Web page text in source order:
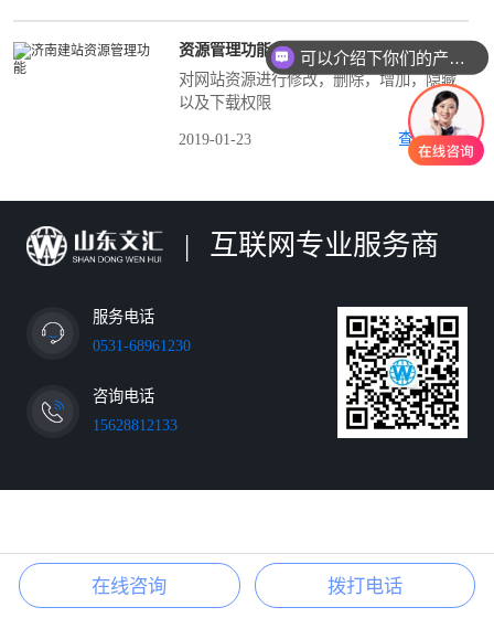
资源管理功能
对网站资源进行修改，删除，增加，隐藏
以及下载权限
2019-01-23 查看详情>
| 互联网专业服务商
服务电话
0531-68961230
咨询电话
15628812133
在线咨询 拨打电话